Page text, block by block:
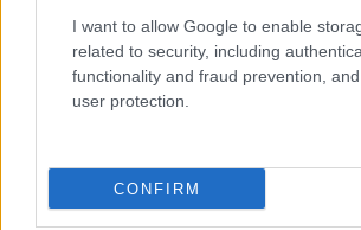
I want to allow Google to enable
related to security, including
functionality and fraud prevention,
user protection.
CONFIRM
preoccupante:
la giustizia può
inefficienze croniche senza
ma mantiene comunque la
sulle scelte politiche del Paese.
In questo contesto, le riforme
ministroCarlo Nordiorischiano di